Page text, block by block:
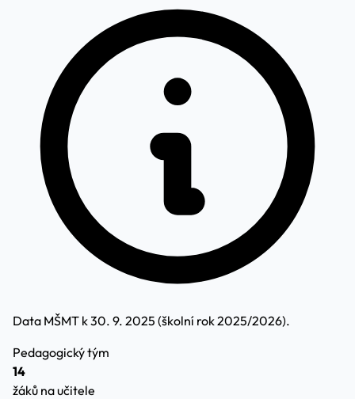
Data MŠMT k 30. 9. 2025 (školní rok 2025/2026).
Pedagogický tým
14
žáků na učitele